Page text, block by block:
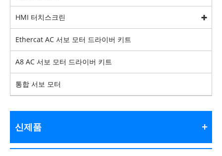
HMI 터치스크린
Ethercat AC 서보 모터 드라이버 키트
A8 AC 서보 모터 드라이버 키트
통합 서보 모터
신제품